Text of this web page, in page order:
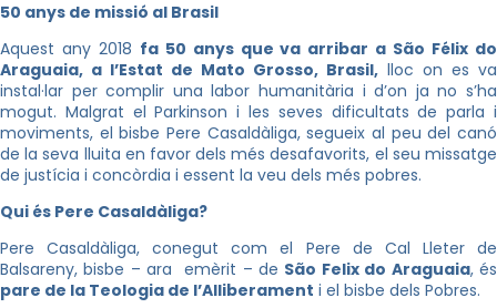
50 anys de missió al Brasil
Aquest any 2018 fa 50 anys que va arribar a São Félix do
Araguaia, a l’Estat de Mato Grosso, Brasil, lloc on es va
instal·lar per complir una labor humanitària i d’on ja no s’ha
mogut. Malgrat el Parkinson i les seves dificultats de parla i
moviments, el bisbe Pere Casaldàliga, segueix al peu del canó
de la seva lluita en favor dels més desafavorits, el seu missatge
de justícia i concòrdia i essent la veu dels més pobres.
Qui és Pere Casaldàliga?
Pere Casaldàliga, conegut com el Pere de Cal Lleter de
Balsareny, bisbe – ara emèrit – de São Felix do Araguaia, és
pare de la Teologia de l’Alliberament i el bisbe dels Pobres.